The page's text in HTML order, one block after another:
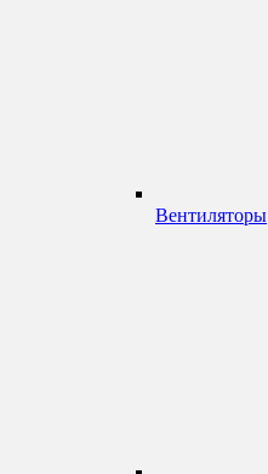
Вентиляторы